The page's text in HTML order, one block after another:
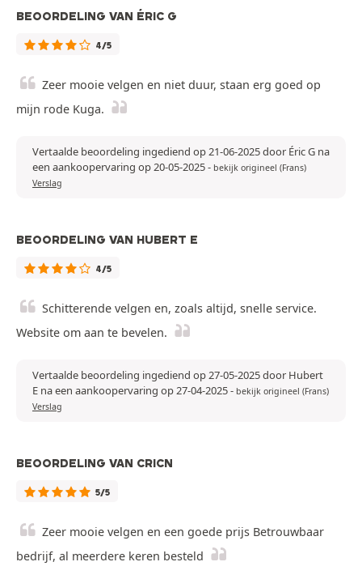
BEOORDELING VAN ÉRIC G
4/5
Zeer mooie velgen en niet duur, staan erg goed op
mijn rode Kuga.
Vertaalde beoordeling ingediend op 21-06-2025 door Éric G na
een aankoopervaring op 20-05-2025- bekijk origineel (Frans)
Verslag
BEOORDELING VAN HUBERT E
4/5
Schitterende velgen en, zoals altijd, snelle service.
Website om aan te bevelen.
Vertaalde beoordeling ingediend op 27-05-2025 door Hubert
E na een aankoopervaring op 27-04-2025- bekijk origineel (Frans)
Verslag
BEOORDELING VAN CRICN
5/5
Zeer mooie velgen en een goede prijs Betrouwbaar
bedrijf, al meerdere keren besteld